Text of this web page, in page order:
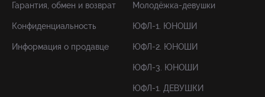
Гарантия, обмен и возврат
Конфиденциальность
Информация о продавце
Молодёжка-девушки
ЮФЛ-1. ЮНОШИ
ЮФЛ-2. ЮНОШИ
ЮФЛ-3. ЮНОШИ
ЮФЛ-1. ДЕВУШКИ